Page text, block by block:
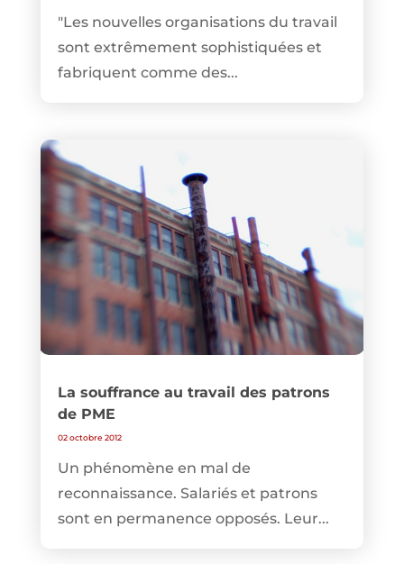
"Les nouvelles organisations du travail
sont extrêmement sophistiquées et
fabriquent comme des...
La souffrance au travail des patrons
de PME
02 octobre 2012
Un phénomène en mal de
reconnaissance. Salariés et patrons
sont en permanence opposés. Leur...